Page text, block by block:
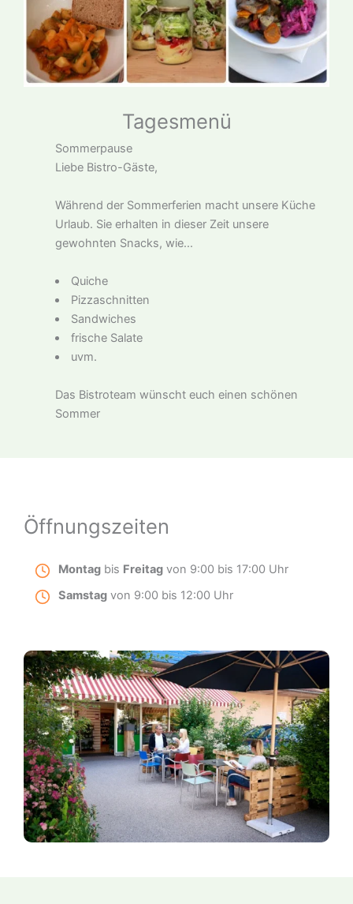
Tagesmenü
Sommerpause
Liebe Bistro-Gäste,
Während der Sommerferien macht unsere Küche
Urlaub. Sie erhalten in dieser Zeit unsere
gewohnten Snacks, wie...
Quiche
Pizzaschnitten
Sandwiches
frische Salate
uvm.
Das Bistroteam wünscht euch einen schönen
Sommer
Öffnungszeiten
Montag bis Freitag von 9:00 bis 17:00 Uhr
Samstag von 9:00 bis 12:00 Uhr